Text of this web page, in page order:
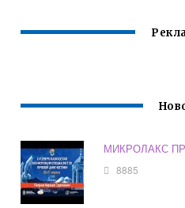
МИКРОЛАКС
8885